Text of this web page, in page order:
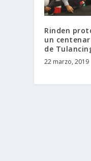
Rinden
un
de
22 marzo, 2019